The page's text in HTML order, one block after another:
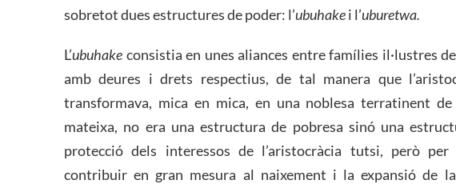
sobretot dues estructures de poder: l’ubuhakei l’uburetwa.
L’ubuhake consistia en unes aliances entre famílies il·lustres
amb deures i drets respectius, de tal manera que
transformava, mica en mica, en una noblesa terratinent de
mateixa, no era una estructura de pobresa sinó una
protecció dels interessos de l’aristocràcia tutsi, però
contribuir en gran mesura al naixement i la expansió de